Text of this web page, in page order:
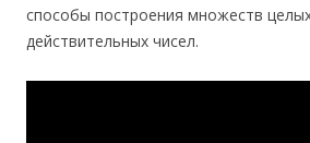
способы построения множеств
действительных чисел.